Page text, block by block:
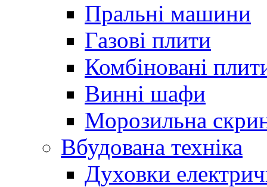
Пральні машини
Газові плити
Комбіновані
Винні шафи
Морозильна
Вбудована техніка
Духовки